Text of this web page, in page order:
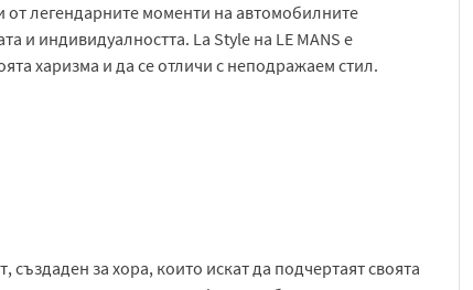
от легендарните моменти на автомобилните
и индивидуалността. La Style на LE MANS е
харизма и да се отличи с неподражаем стил.
за хора, които искат да подчертаят своята